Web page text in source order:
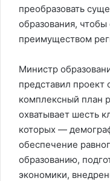
преобразовать
образования,
преимуществом
Министр
представил проект
комплексный план
охватывает шесть
которых —
обеспечение
образованию,
экономики,